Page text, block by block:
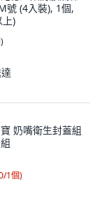
號 (4入裝), 1個,
上)
)
奶嘴衛生封蓋組
1個)